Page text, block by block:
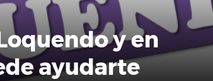
y en
ayudarte